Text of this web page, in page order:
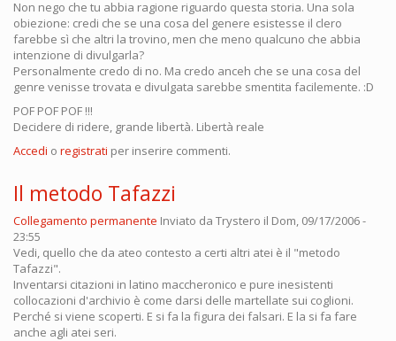
Non nego che tu abbia ragione riguardo questa storia. Una sola
obiezione: credi che se una cosa del genere esistesse il clero
farebbe sì che altri la trovino, men che meno qualcuno che abbia
intenzione di divulgarla?
Personalmente credo di no. Ma credo anceh che se una cosa del
genre venisse trovata e divulgata sarebbe smentita facilemente. :D
POF POF POF !!!
Decidere di ridere, grande libertà. Libertà reale
Accedi o registrati per inserire commenti.
Il metodo Tafazzi
Collegamento permanente Inviato da Trystero il Dom, 09/17/2006 -
23:55
Vedi, quello che da ateo contesto a certi altri atei è il "metodo
Tafazzi".
Inventarsi citazioni in latino maccheronico e pure inesistenti
collocazioni d'archivio è come darsi delle martellate sui coglioni.
Perché si viene scoperti. E si fa la figura dei falsari. E la si fa fare
anche agli atei seri.